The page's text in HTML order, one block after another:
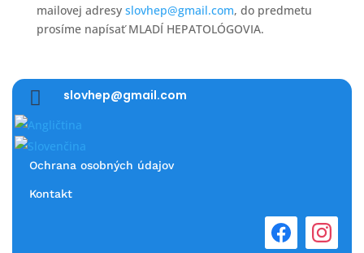
mailovej adresy slovhep@gmail.com, do predmetu
prosíme napísať MLADÍ HEPATOLÓGOVIA.
 slovhep@gmail.com
Ochrana osobných údajov
Kontakt